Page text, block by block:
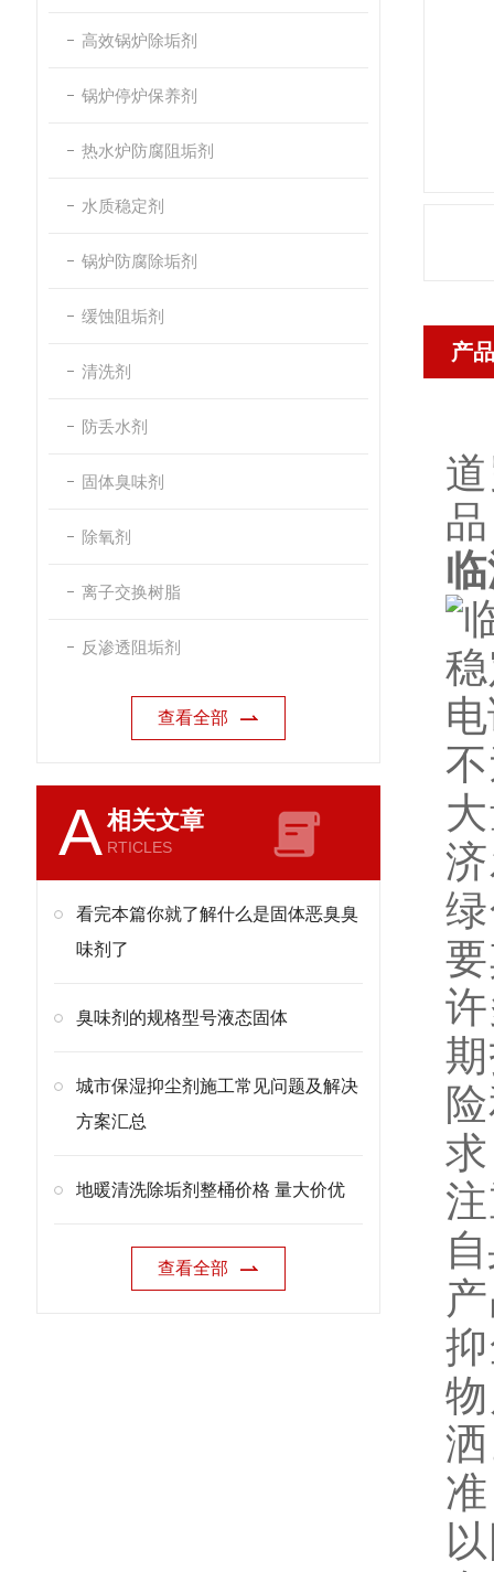
高效锅炉除垢剂
锅炉停炉保养剂
热水炉防腐阻垢剂
水质稳定剂
锅炉防腐除垢剂
缓蚀阻垢剂
清洗剂
防丢水剂
固体臭味剂
除氧剂
离子交换树脂
反渗透阻垢剂
查看全部
A相关文章
RTICLES
看完本篇你就了解什么是固体恶臭臭
味剂了
臭味剂的规格型号液态固体
城市保湿抑尘剂施工常见问题及解决
方案汇总
地暖清洗除垢剂整桶价格 量大价优
查看全部
产